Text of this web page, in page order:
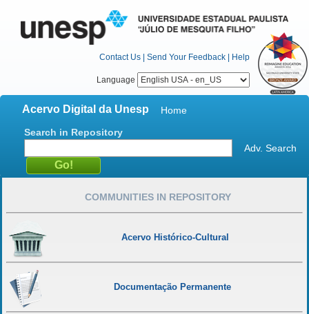
Contact Us | Send Your Feedback | Help
Language
Acervo Digital da Unesp
Home
Search in Repository
Adv. Search
COMMUNITIES IN REPOSITORY
Acervo Histórico-Cultural
Documentação Permanente